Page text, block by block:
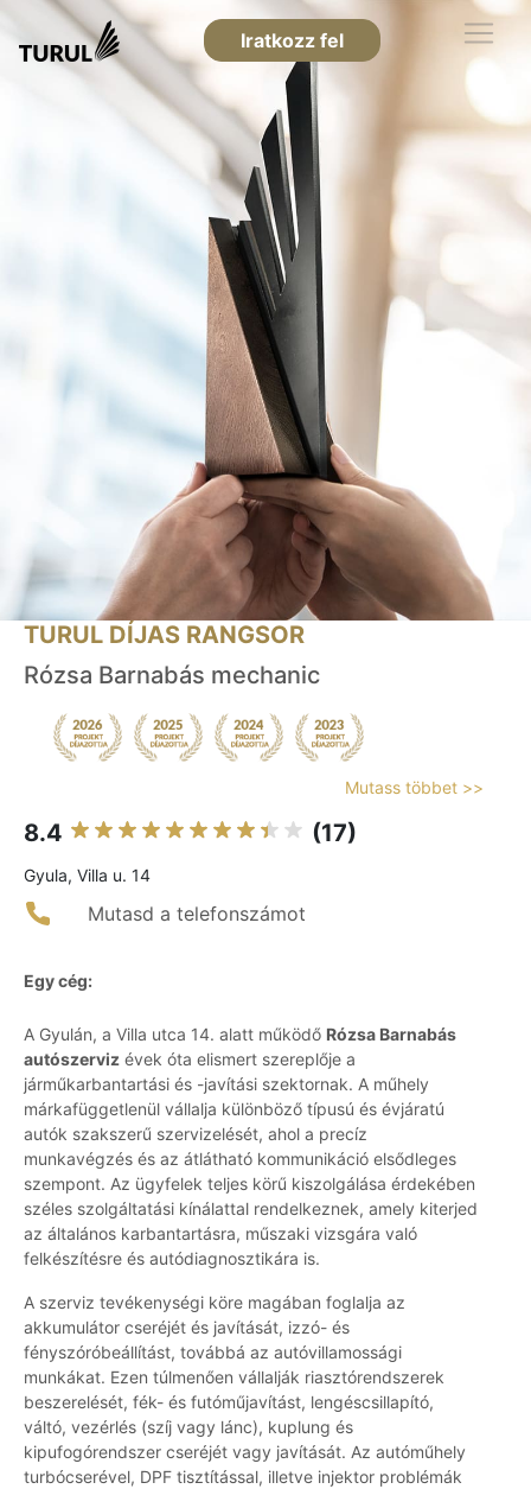
Iratkozz fel
TURUL DÍJAS RANGSOR
Rózsa Barnabás mechanic
Mutass többet >>
8.4 (17)
Gyula, Villa u. 14
Mutasd a telefonszámot
Egy cég:
A Gyulán, a Villa utca 14. alatt működő Rózsa Barnabás
autószerviz évek óta elismert szereplője a
járműkarbantartási és -javítási szektornak. A műhely
márkafüggetlenül vállalja különböző típusú és évjáratú
autók szakszerű szervizelését, ahol a precíz
munkavégzés és az átlátható kommunikáció elsődleges
szempont. Az ügyfelek teljes körű kiszolgálása érdekében
széles szolgáltatási kínálattal rendelkeznek, amely kiterjed
az általános karbantartásra, műszaki vizsgára való
felkészítésre és autódiagnosztikára is.
A szerviz tevékenységi köre magában foglalja az
akkumulátor cseréjét és javítását, izzó- és
fényszóróbeállítást, továbbá az autóvillamossági
munkákat. Ezen túlmenően vállalják riasztórendszerek
beszerelését, fék- és futóműjavítást, lengéscsillapító,
váltó, vezérlés (szíj vagy lánc), kuplung és
kipufogórendszer cseréjét vagy javítását. Az autóműhely
turbócserével, DPF tisztítással, illetve injektor problémák